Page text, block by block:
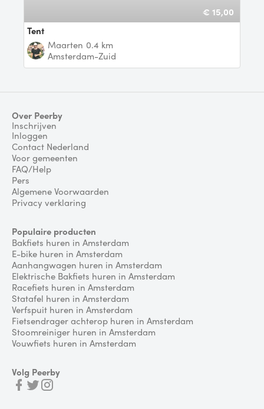
€ 15,00
Tent
Maarten 0.4 km
Amsterdam-Zuid
Over Peerby
Inschrijven
Inloggen
Contact Nederland
Voor gemeenten
FAQ/Help
Pers
Algemene Voorwaarden
Privacy verklaring
Populaire producten
Bakfiets huren in Amsterdam
E-bike huren in Amsterdam
Aanhangwagen huren in Amsterdam
Elektrische Bakfiets huren in Amsterdam
Racefiets huren in Amsterdam
Statafel huren in Amsterdam
Verfspuit huren in Amsterdam
Fietsendrager achterop huren in Amsterdam
Stoomreiniger huren in Amsterdam
Vouwfiets huren in Amsterdam
Volg Peerby